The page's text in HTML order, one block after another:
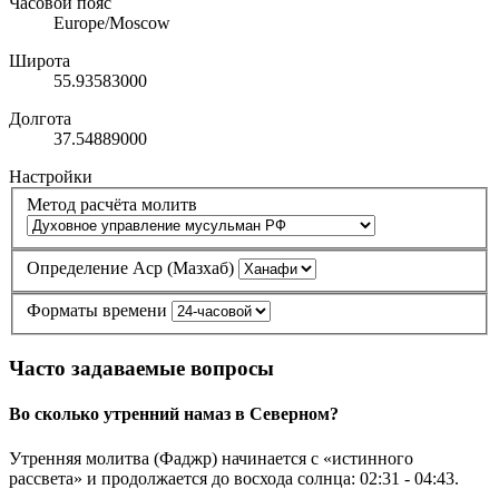
Europe/Moscow
Широта
55.93583000
Долгота
37.54889000
Настройки
Метод расчёта молитв
Определение Аср (Мазхаб)
Форматы времени
Часто задаваемые вопросы
Во сколько утренний намаз в Северном?
Утренняя молитва (Фаджр) начинается с «истинного
рассвета» и продолжается до восхода солнца: 02:31 - 04:43.